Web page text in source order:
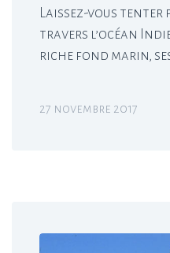
Laissez-vous tenter
travers l’océan
riche fond marin,
27 novembre 2017